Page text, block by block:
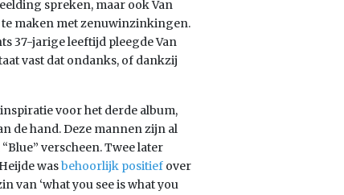
spreken, maar ook Van
te maken met zenuwinzinkingen.
37-jarige leeftijd pleegde Van
vast dat ondanks, of dankzij
voor het derde album,
de hand. Deze mannen zijn al
verscheen. Twee later
wasbehoorlijk positief over
van ‘what you see is what you